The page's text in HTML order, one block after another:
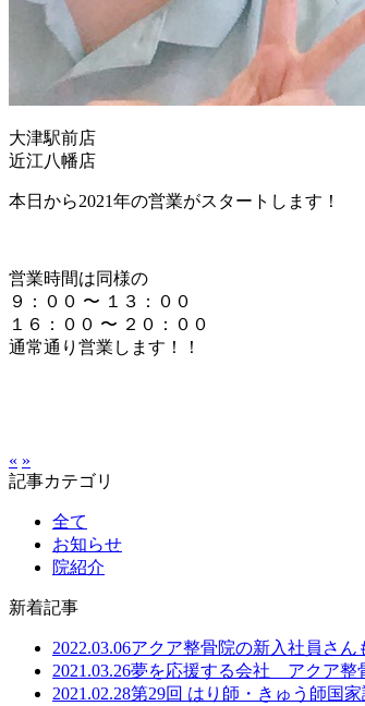
大津駅前店
近江八幡店
本日から2021年の営業がスタートします！
営業時間は同様の
９：００ 〜 １３：００
１６：００ 〜 ２０：００
通常通り営業します！！
« »
記事カテゴリ
全て
お知らせ
院紹介
新着記事
2022.03.06アクア整骨院の新入社員さ
2021.03.26夢を応援する会社 アクア整
2021.02.28第29回 はり師・きゅう師国